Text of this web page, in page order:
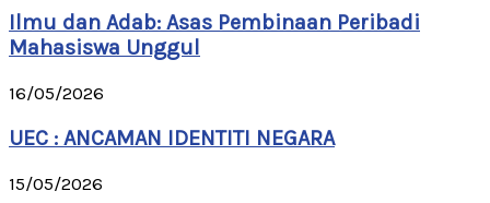
Ilmu dan Adab: Asas Pembinaan Peribadi
Mahasiswa Unggul
16/05/2026
UEC : ANCAMAN IDENTITI NEGARA
15/05/2026